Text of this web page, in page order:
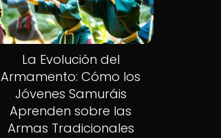
La Evolución del
Armamento: Cómo los
Jóvenes Samuráis
Aprenden sobre las
Armas Tradicionales